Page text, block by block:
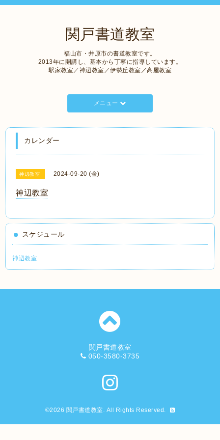
関戸書道教室
福山市・井原市の書道教室です。
2013年に開講し、基本から丁寧に指導しています。
駅家教室／神辺教室／伊勢丘教室／高屋教室
メニュー
カレンダー
神辺教室 2024-09-20 (金)
神辺教室
スケジュール
神辺教室
関戸書道教室
050-3580-3735
©2026 関戸書道教室. All Rights Reserved.